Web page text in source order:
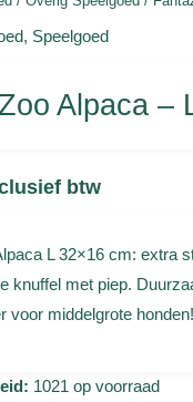
, Speelgoed
Alpaca –
btw
L 32×16 cm: extra
knuffel met piep.
voor middelgrote honden!
1021 op voorraad